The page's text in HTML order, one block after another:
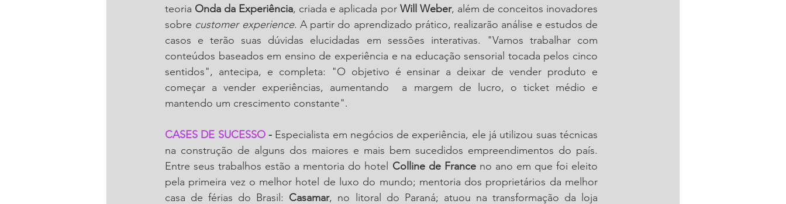
teoria Onda da Experiência, criada e aplicada por Will Weber, além de conceitos inovadores
sobre customer experience. A partir do aprendizado prático, realizarão análise e estudos de
casos e terão suas dúvidas elucidadas em sessões interativas. "Vamos trabalhar com
conteúdos baseados em ensino de experiência e na educação sensorial tocada pelos cinco
sentidos", antecipa, e completa: "O objetivo é ensinar a deixar de vender produto e
começar a vender experiências, aumentando  a margem de lucro, o ticket médio e
mantendo um crescimento constante".
CASES DE SUCESSO - Especialista em negócios de experiência, ele já utilizou suas técnicas
na construção de alguns dos maiores e mais bem sucedidos empreendimentos do país.
Entre seus trabalhos estão a mentoria do hotel Colline de France no ano em que foi eleito
pela primeira vez o melhor hotel de luxo do mundo; mentoria dos proprietários da melhor
casa de férias do Brasil: Casamar